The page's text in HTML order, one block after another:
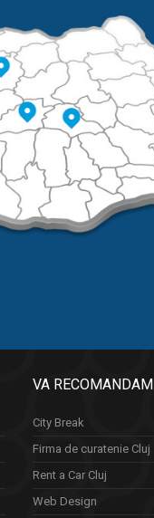
VA RECOMANDAM
City Break
Firma de curatenie Cluj
Rent a Car Cluj
Web Design